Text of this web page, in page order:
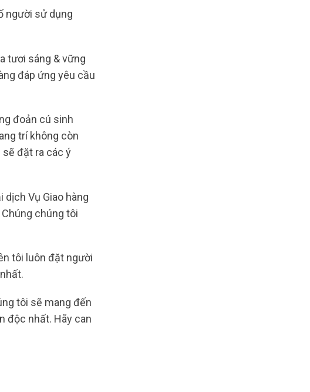
người sử dụng
tươi sáng & vững
đáp ứng yêu cầu
đoản cú sinh
trí không còn
sẽ đặt ra các ý
dịch Vụ Giao hàng
chúng tôi
tôi luôn đặt người
tôi sẽ mang đến
độc nhất. Hãy can